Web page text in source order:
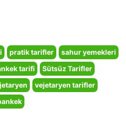
pratik tarifler
sahur yemekleri
tarifi
Sütsüz Tarifler
vejetaryen tarifler